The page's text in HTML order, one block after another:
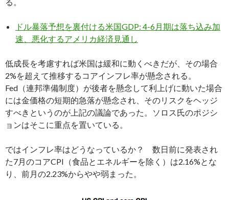
ドル暴落予想を裏付ける米国GDP: 4-6月期は落ち込み加
速、悪化するアメリカ経済見通し
低成長を考慮すれば米国は緩和に動くべきだが、その場合
2%を超えて推移するコアインフレ率が懸念される。
Fed（連邦準備制度）が後者を懸念して利上げに動いた場合
には金価格の短期的急落が懸念され、そのリスクをヘッジ
すべきというのが上記の議論であった。ソロス氏のポジシ
ョンはそこに重点を置いている。
ではインフレ率はどうなっているか？ 数日前に発表され
た7月のコアCPI（食品とエネルギーを除く）は2.16%とな
り、前月の2.23%からやや弱まった。